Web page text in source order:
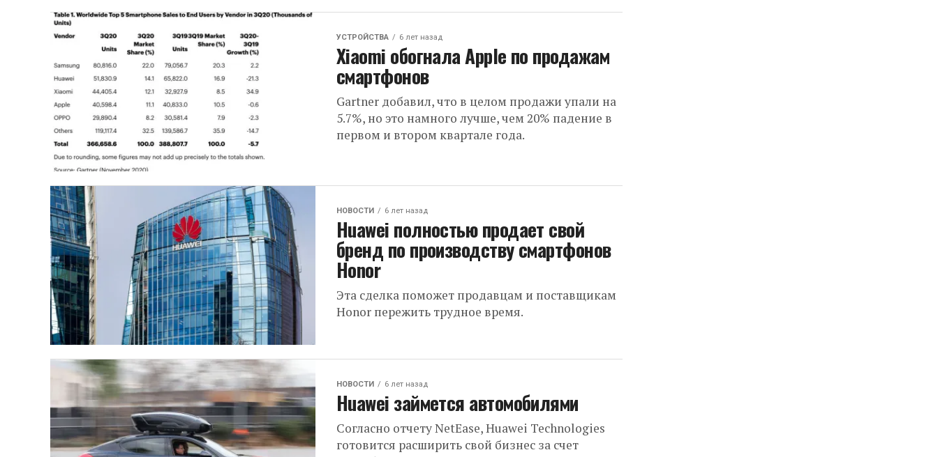
УСТРОЙСТВА 6 лет назад
Xiaomi обогнала Apple по продажам
смартфонов
Gartner добавил, что в целом продажи упали на
5.7%, но это намного лучше, чем 20% падение в
первом и втором квартале года.
НОВОСТИ 6 лет назад
Huawei полностью продает свой
бренд по производству смартфонов
Honor
Эта сделка поможет продавцам и поставщикам
Honor пережить трудное время.
НОВОСТИ 6 лет назад
Huawei займется автомобилями
Согласно отчету NetEase, Huawei Technologies
готовится расширить свой бизнес за счет